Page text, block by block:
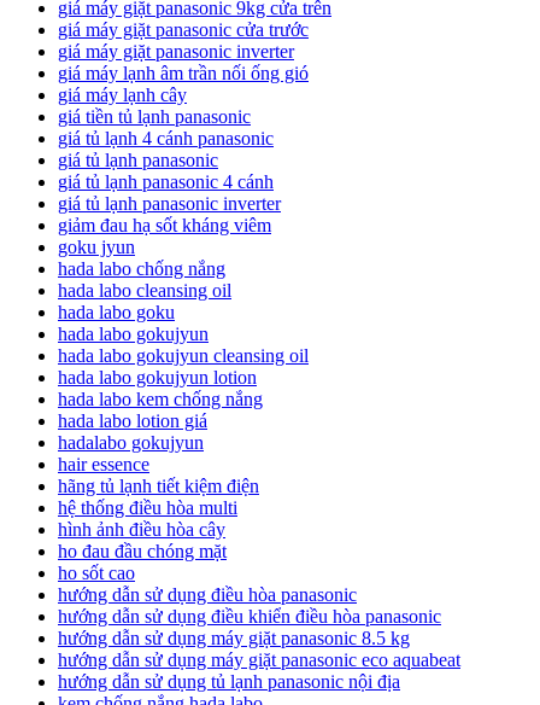
giá máy giặt panasonic 9kg cửa trên
giá máy giặt panasonic cửa trước
giá máy giặt panasonic inverter
giá máy lạnh âm trần nối ống gió
giá máy lạnh cây
giá tiền tủ lạnh panasonic
giá tủ lạnh 4 cánh panasonic
giá tủ lạnh panasonic
giá tủ lạnh panasonic 4 cánh
giá tủ lạnh panasonic inverter
giảm đau hạ sốt kháng viêm
goku jyun
hada labo chống nắng
hada labo cleansing oil
hada labo goku
hada labo gokujyun
hada labo gokujyun cleansing oil
hada labo gokujyun lotion
hada labo kem chống nắng
hada labo lotion giá
hadalabo gokujyun
hair essence
hãng tủ lạnh tiết kiệm điện
hệ thống điều hòa multi
hình ảnh điều hòa cây
ho đau đầu chóng mặt
ho sốt cao
hướng dẫn sử dụng điều hòa panasonic
hướng dẫn sử dụng điều khiển điều hòa panasonic
hướng dẫn sử dụng máy giặt panasonic 8.5 kg
hướng dẫn sử dụng máy giặt panasonic eco aquabeat
hướng dẫn sử dụng tủ lạnh panasonic nội địa